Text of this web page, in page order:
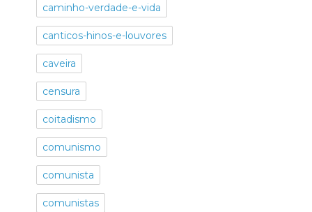
caminho-verdade-e-vida
canticos-hinos-e-louvores
caveira
censura
coitadismo
comunismo
comunista
comunistas